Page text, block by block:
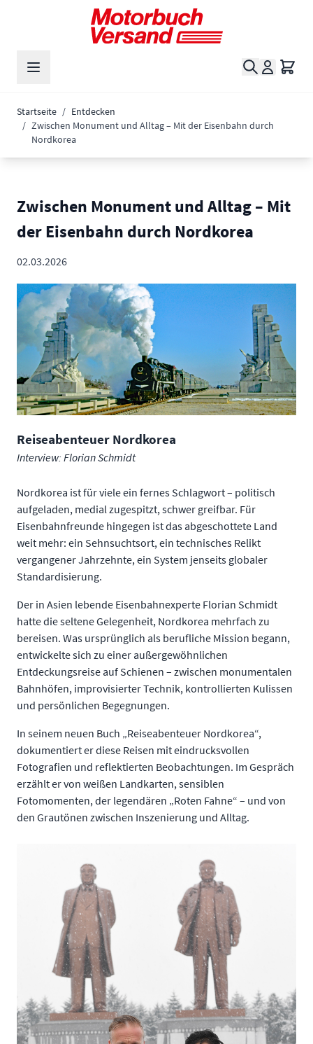
Zum Inhalt springen
Suche
Startseite / Entdecken
/ Zwischen Monument und Alltag – Mit der Eisenbahn durch
Nordkorea
Zwischen Monument und Alltag – Mit
der Eisenbahn durch Nordkorea
02.03.2026
Reiseabenteuer Nordkorea
Interview: Florian Schmidt
Nordkorea ist für viele ein fernes Schlagwort – politisch
aufgeladen, medial zugespitzt, schwer greifbar. Für
Eisenbahnfreunde hingegen ist das abgeschottete Land
weit mehr: ein Sehnsuchtsort, ein technisches Relikt
vergangener Jahrzehnte, ein System jenseits globaler
Standardisierung.
Der in Asien lebende Eisenbahnexperte Florian Schmidt
hatte die seltene Gelegenheit, Nordkorea mehrfach zu
bereisen. Was ursprünglich als berufliche Mission begann,
entwickelte sich zu einer außergewöhnlichen
Entdeckungsreise auf Schienen – zwischen monumentalen
Bahnhöfen, improvisierter Technik, kontrollierten Kulissen
und persönlichen Begegnungen.
In seinem neuen Buch „Reiseabenteuer Nordkorea“,
dokumentiert er diese Reisen mit eindrucksvollen
Fotografien und reflektierten Beobachtungen. Im Gespräch
erzählt er von weißen Landkarten, sensiblen
Fotomomenten, der legendären „Roten Fahne“ – und von
den Grautönen zwischen Inszenierung und Alltag.